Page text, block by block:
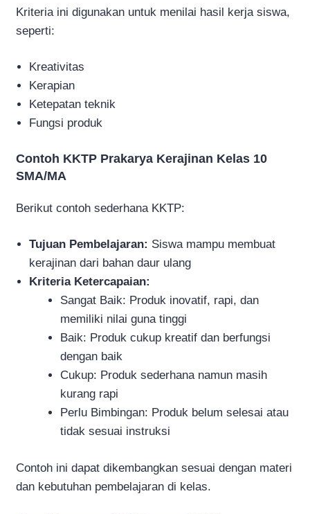
Kriteria ini digunakan untuk menilai hasil kerja siswa,
seperti:
Kreativitas
Kerapian
Ketepatan teknik
Fungsi produk
Contoh KKTP Prakarya Kerajinan Kelas 10
SMA/MA
Berikut contoh sederhana KKTP:
Tujuan Pembelajaran: Siswa mampu membuat
kerajinan dari bahan daur ulang
Kriteria Ketercapaian:
Sangat Baik: Produk inovatif, rapi, dan
memiliki nilai guna tinggi
Baik: Produk cukup kreatif dan berfungsi
dengan baik
Cukup: Produk sederhana namun masih
kurang rapi
Perlu Bimbingan: Produk belum selesai atau
tidak sesuai instruksi
Contoh ini dapat dikembangkan sesuai dengan materi
dan kebutuhan pembelajaran di kelas.